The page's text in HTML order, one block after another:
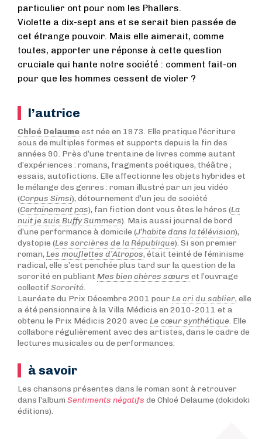
particulier ont pour nom les Phallers.
Violette a dix-sept ans et se serait bien passée de
cet étrange pouvoir. Mais elle aimerait, comme
toutes, apporter une réponse à cette question
cruciale qui hante notre société : comment fait-on
pour que les hommes cessent de violer ?
l’autrice
Chloé Delaumeest née en 1973. Elle pratique l’écriture
sous de multiples formes et supports depuis la fin des
années 90. Près d’une trentaine de livres comme autant
d’expériences : romans, fragments poétiques, théâtre ;
essais, autofictions. Elle affectionne les objets hybrides et
le mélange des genres : roman illustré par un jeu vidéo
(Corpus Simsi), détournement d’un jeu de société
(Certainement pas), fan fiction dont vous êtes le héros (La
nuit je suis Buffy Summers). Mais aussi journal de bord
d’une performance à domicile (J’habite dans la télévision),
dystopie (Les sorcières de la République). Si son premier
roman, Les mouflettes d’Atropos, était teinté de féminisme
radical, elle s’est penchée plus tard sur la question de la
sororité en publiant Mes bien chères sœurs et l’ouvrage
collectif Sororité.
Lauréate du Prix Décembre 2001 pour Le cri du sablier, elle
a été pensionnaire à la Villa Médicis en 2010-2011 et a
obtenu le Prix Médicis 2020 avec Le cœur synthétique. Elle
collabore régulièrement avec des artistes, dans le cadre de
lectures musicales ou de performances.
à savoir
Les chansons présentes dans le roman sont à retrouver
dans l’album Sentiments négatifs de Chloé Delaume (dokidoki
éditions).